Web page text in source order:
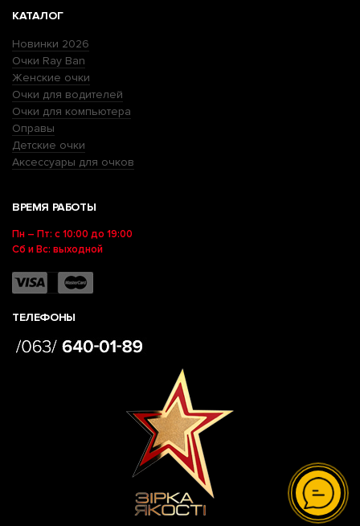
КАТАЛОГ
Новинки 2026
Очки Ray Ban
Женские очки
Очки для водителей
Очки для компьютера
Оправы
Детские очки
Аксессуары для очков
ВРЕМЯ РАБОТЫ
Пн – Пт: с 10:00 до 19:00
Сб и Вс: выходной
ТЕЛЕФОНЫ